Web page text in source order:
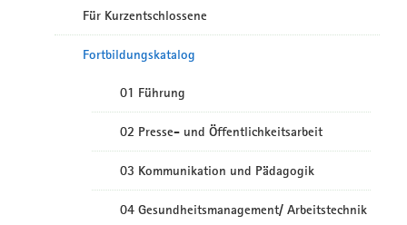
Für Kurzentschlossene
Fortbildungskatalog
01 Führung
02 Presse- und Öffentlichkeitsarbeit
03 Kommunikation und Pädagogik
04 Gesundheitsmanagement/ Arbeitstechnik